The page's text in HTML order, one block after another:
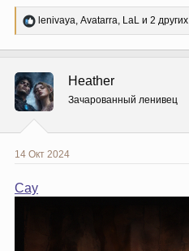
Р
ц
и
и
:
lenivaya Avatarra LaL и 2 других
Heather
Зачарованный ленивец
14 Окт 2024
Сау